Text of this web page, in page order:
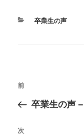
カ
卒業生の声
投
ナ
ビ
前
の
稿
前
卒業生の声 –
次
次